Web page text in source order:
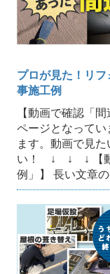
プロが見た！リ
事施工例
【動画で確認「
ページとなって
ます。動画で見
い！ ↓ ↓ ↓ 【動
例」】 長い文章